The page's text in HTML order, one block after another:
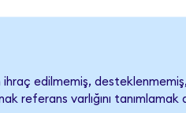
ihraç edilmemiş,
referans varlığını tanımlamak